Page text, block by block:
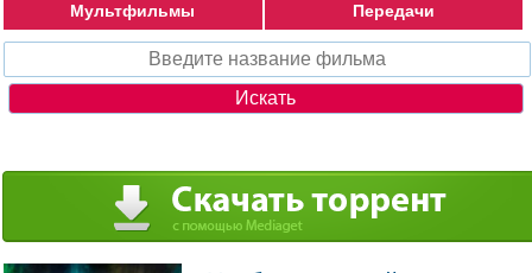
Мультфильмы Передачи